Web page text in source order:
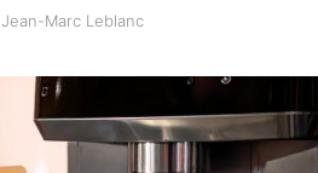
Jean-Marc Leblanc